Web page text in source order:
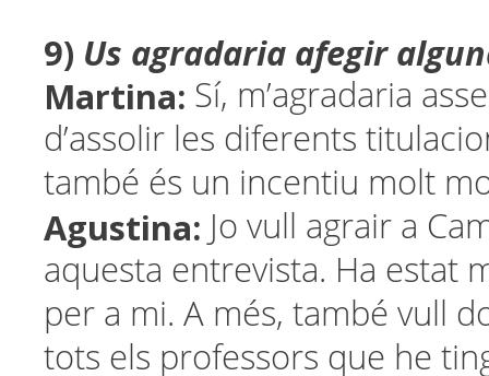
9) Us agradaria afegir
Martina: Sí, m’agradaria
d’assolir les diferents
també és un incentiu molt
Agustina: Jo vull agrair a
aquesta entrevista. Ha estat
per a mi. A més, també vull
tots els professors que he